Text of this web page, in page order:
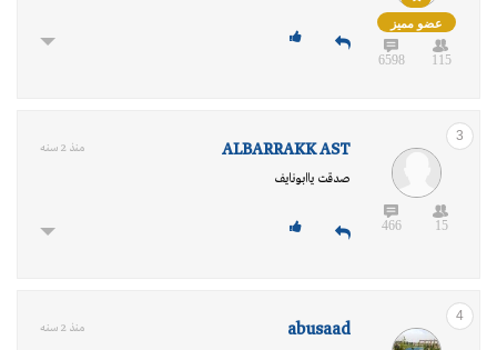
عضو مميز
115
6598
3
15
466
ALBARRAKK AST منذ 2 سنه
صدقت ياابونايف
4
abusaad منذ 2 سنه